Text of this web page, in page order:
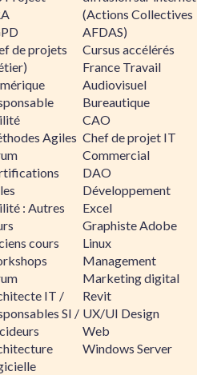
de projets
Agiles
: Autres
cours
IT /
SI /
(Actions Collectives
AFDAS)
Cursus accélérés
France Travail
Audiovisuel
Bureautique
CAO
Chef de projet IT
Commercial
DAO
Développement
Excel
Graphiste Adobe
Linux
Management
Marketing digital
Revit
UX/UI Design
Web
Windows Server